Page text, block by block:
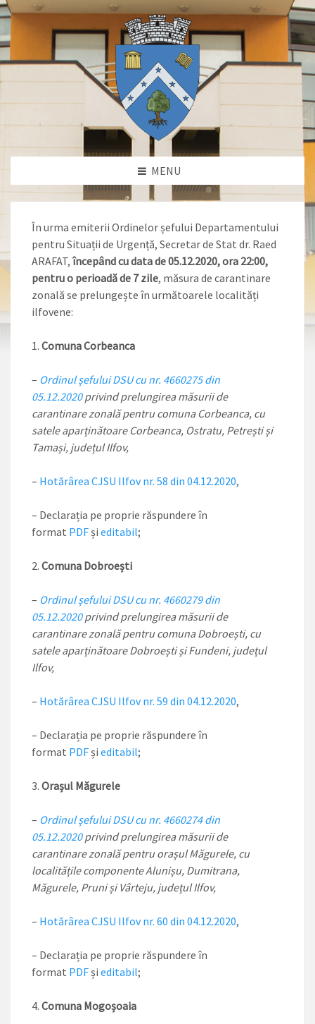
MENU
În urma emiterii Ordinelor șefului Departamentului
pentru Situații de Urgență, Secretar de Stat dr. Raed
ARAFAT, începând cu data de 05.12.2020, ora 22:00,
pentru o perioadă de 7 zile, măsura de carantinare
zonală se prelungește în următoarele localități
ilfovene:
Comuna Corbeanca
– Ordinul șefului DSU cu nr. 4660275 din
05.12.2020privind prelungirea măsurii de
carantinare zonală pentru comuna Corbeanca, cu
satele aparținătoare Corbeanca, Ostratu, Petrești și
Tamași, județul Ilfov,
– Hotărârea CJSU Ilfov nr. 58 din 04.12.2020,
– Declarația pe proprie răspundere în
format PDFși editabil;
Comuna Dobroești
– Ordinul șefului DSU cu nr. 4660279 din
05.12.2020privind prelungirea măsurii de
carantinare zonală pentru comuna Dobroești, cu
satele aparținătoare Dobroești și Fundeni, județul
Ilfov,
– Hotărârea CJSU Ilfov nr. 59 din 04.12.2020,
– Declarația pe proprie răspundere în
format PDFși editabil;
Orașul Măgurele
– Ordinul șefului DSU cu nr. 4660274 din
05.12.2020privind prelungirea măsurii de
carantinare zonală pentru orașul Măgurele, cu
localitățile componente Alunișu, Dumitrana,
Măgurele, Pruni și Vârteju, județul Ilfov,
– Hotărârea CJSU Ilfov nr. 60 din 04.12.2020,
– Declarația pe proprie răspundere în
format PDFși editabil;
Comuna Mogoșoaia